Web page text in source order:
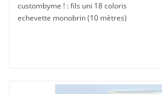
custombyme ! : fils uni 18 coloris
echevette monobrin (10 mètres)